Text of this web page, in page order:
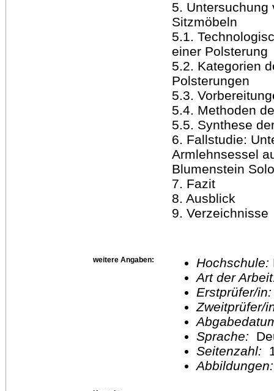
5. Untersuchung
Sitzmöbeln
5.1.
einer Polsterung
5.2. Kategorien
Polsterungen
5.3.
5.4. Methoden
5.5. Synthese
6. Fallstudie:
Armlehnsessel
Blumenstein
7. Fazit
8. Ausblick
9. Verzeichnisse
weitere Angaben: Hochschule:
Art der
Erstprüfer/
Sprache:
Seitenzahl: